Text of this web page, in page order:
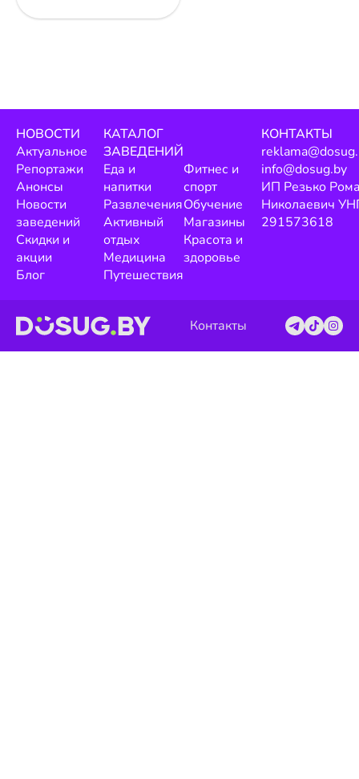
НОВОСТИ
Актуальное
Репортажи
Анонсы
Новости
заведений
Скидки и
акции
Блог
КАТАЛОГ
ЗАВЕДЕНИЙ
Еда и
напитки
Развлечения
Активный
отдых
Медицина
Путешествия
Фитнес и
спорт
Обучение
Магазины
Красота и
здоровье
КОНТАКТЫ
info@dosug.by
ИП Резько
Николаевич
291573618
Контакты